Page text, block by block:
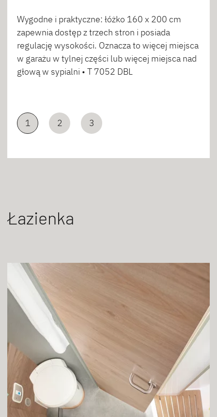
Wygodne i praktyczne: łóżko 160 x 200 cm
zapewnia dostęp z trzech stron i posiada
regulację wysokości. Oznacza to więcej miejsca
w garażu w tylnej części lub więcej miejsca nad
głową w sypialni • T 7052 DBL
1 2 3
Łazienka